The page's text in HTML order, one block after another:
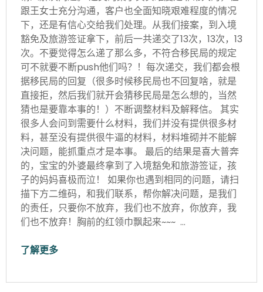
跟王女士充分沟通，客户也全面知晓艰难程度的情况
下，还是有信心交给我们处理。从我们接案，到入境
豁免及旅游签证拿下，前后一共递交了13次，13次，13
次。不要觉得怎么递了那么多，不符合移民局的规定
可不就要不断push他们吗？！每次递交，我们都会根
据移民局的回复（很多时候移民局也不回复啥，就是
直接拒，然后我们就开会猜移民局是怎么想的，当然
猜也是要靠本事的！）不断调整材料及解释信。 其实
很多人会问到需要什么材料，我们并没有提供很多材
料，甚至没有提供很牛逼的材料，材料堆砌并不能解
决问题，能抓重点才是本事。 最后的结果是喜大普奔
的，宝宝的外婆最终拿到了入境豁免和旅游签证，孩
子的妈妈喜极而泣！ 如果你也遇到相同的问题，请扫
描下方二维码，和我们联系，帮你解决问题，是我们
的责任，只要你不放弃，我们也不放弃，你放弃，我
们也不放弃！胸前的红领巾飘起来~~~ …
了解更多